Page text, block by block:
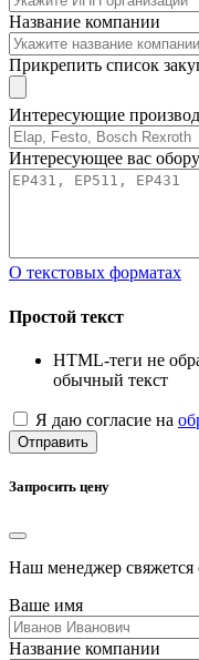
Название компании
Прикрепить список
Интересующие
Интересующее вас
О текстовых форматах
Простой текст
HTML-теги не
обычный текст
Я даю согласие на
Отправить
Запросить цену
Наш менеджер
Ваше имя
Название компании